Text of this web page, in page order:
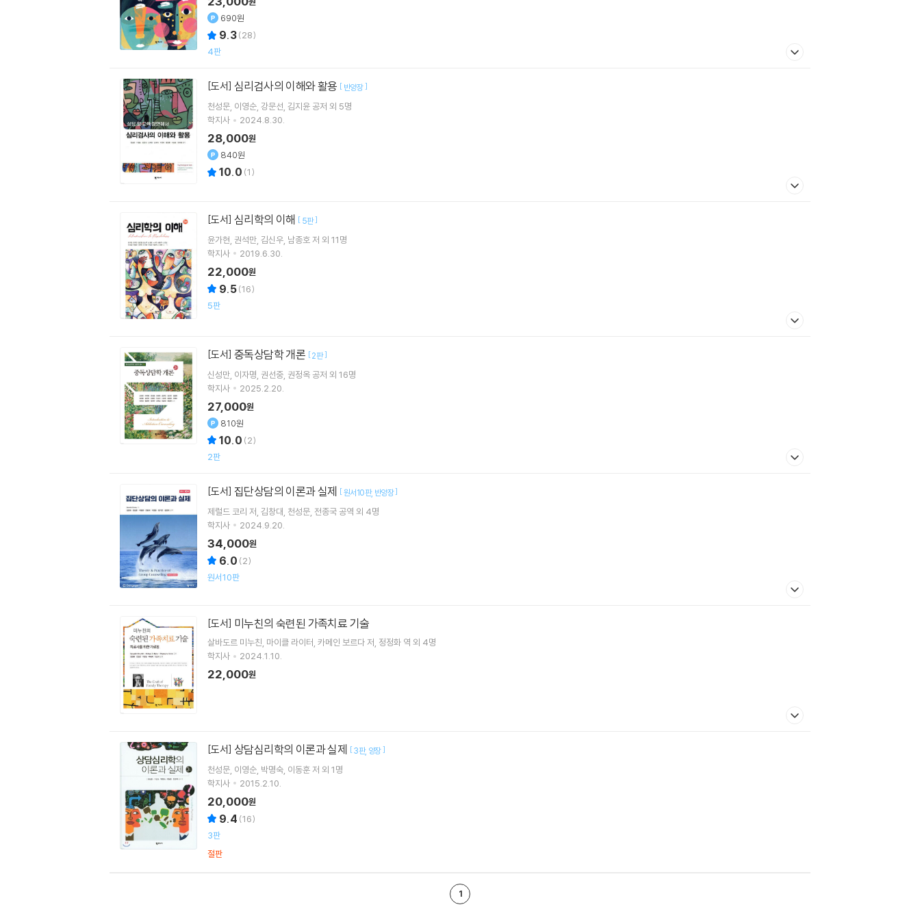
690원
9.3(28)
4판
[도서] 심리검사의 이해와 활용 [ 반양장]
천성문 이영순 강문선 김지윤 공저 외 5명
학지사
2024.8.30.
28,000원
840원
10.0 (1)
[도서] 심리학의 이해 [ 5판]
윤가현 권석만 김신우 남종호저 외 11명
학지사
2019.6.30.
22,000원
9.5(16)
5판
[도서] 중독상담학 개론 [2판]
신성만 이자명 권선중 권정옥 공저 외 16명
학지사
2025.2.20.
27,000원
810원
10.0 (2)
2판
[도서] 집단상담의 이론과 실제 [원서10판 반양장]
제럴드 코리 저 김창대 천성문 전종국 공역 외 4명
학지사
2024.9.20.
34,000원
6.0 (2)
원서10판
[도서] 미누친의 숙련된 가족치료 기술
살바도르 미누친 마이클 라이터 카메인 보르다저 정정화 역 외 4명
학지사
2024.1.10.
22,000원
[도서] 상담심리학의 이론과 실제 [3판 양장]
천성문 이영순 박명숙 이동훈저 외 1명
학지사
2015.2.10.
20,000원
9.4 (16)
3판
절판
1